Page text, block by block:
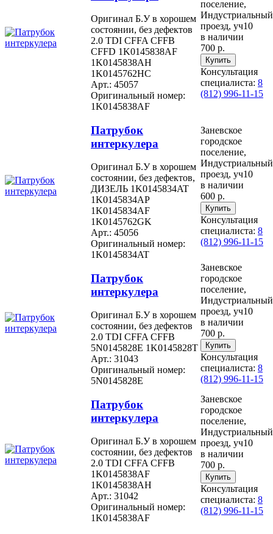
Оригинал Б.У в хорошем
состоянии, без дефектов
2.0 TDI CFFA CFFB
CFFD 1K0145838AF
1K0145838AH
1K0145762HC
Арт.: 45057
Оригинальный номер:
1K0145838AF
поселение,
Индустриальный
проезд, уч10
в наличии
700 р.
Консультация
специалиста: 8
(812) 996-11-15
Патрубок
интеркулера
Оригинал Б.У в хорошем
состоянии, без дефектов,
ДИЗЕЛЬ 1K0145834AT
1K0145834AP
1K0145834AF
1K0145762GK
Арт.: 45056
Оригинальный номер:
1K0145834AT
Заневское
городское
поселение,
Индустриальный
проезд, уч10
в наличии
600 р.
Консультация
специалиста: 8
(812) 996-11-15
Патрубок
интеркулера
Оригинал Б.У в хорошем
состоянии, без дефектов
2.0 TDI CFFA CFFB
5N0145828E 1K0145828T
Арт.: 31043
Оригинальный номер:
5N0145828E
Заневское
городское
поселение,
Индустриальный
проезд, уч10
в наличии
700 р.
Консультация
специалиста: 8
(812) 996-11-15
Патрубок
интеркулера
Оригинал Б.У в хорошем
состоянии, без дефектов
2.0 TDI CFFA CFFB
1K0145838AF
1K0145838AH
Арт.: 31042
Оригинальный номер:
1K0145838AF
Заневское
городское
поселение,
Индустриальный
проезд, уч10
в наличии
700 р.
Консультация
специалиста: 8
(812) 996-11-15